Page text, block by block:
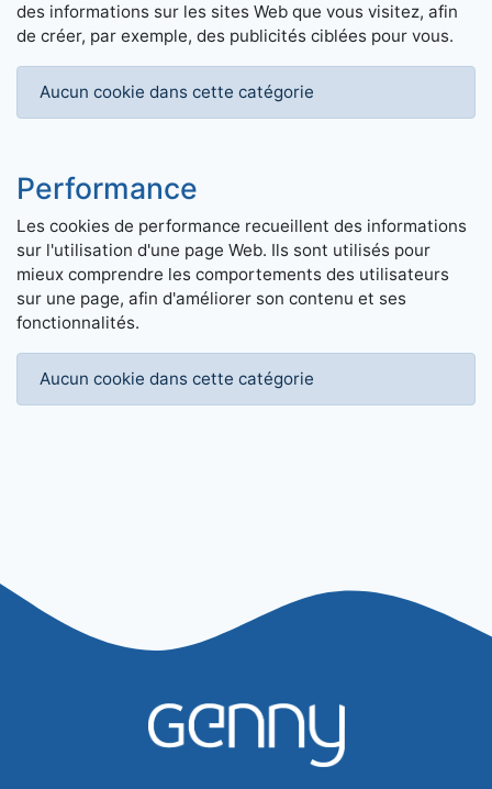
des informations sur les sites Web que vous visitez, afin
de créer, par exemple, des publicités ciblées pour vous.
Aucun cookie dans cette catégorie
Performance
Les cookies de performance recueillent des informations
sur l'utilisation d'une page Web. Ils sont utilisés pour
mieux comprendre les comportements des utilisateurs
sur une page, afin d'améliorer son contenu et ses
fonctionnalités.
Aucun cookie dans cette catégorie